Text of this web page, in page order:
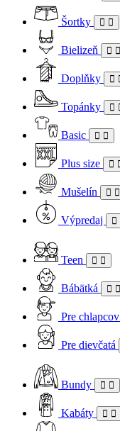
Šortky
Bielizeň
Doplňky
Topánky
Basic
Plus size
Mušelín
Výpredaj
Teen
Bábätká
Pre chlapcov
Pre dievčatá
Bundy
Kabáty